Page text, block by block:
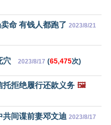
命 有钱人都跑了 2023/8/21
穴 2023/8/17 (65,475次)
托拒绝履行还款义务 🖼️
间谍前妻邓文迪 2023/8/17